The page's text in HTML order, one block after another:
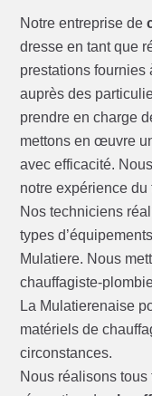
Notre entreprise de
dresse en tant que
prestations fournies
auprès des
prendre en charge
mettons en œuvre
avec efficacité.
notre expérience
Nos techniciens
types
Mulatiere. Nous
chauffagiste-
La Mulatierenaise
matériels de
circonstances.
Nous réalisons